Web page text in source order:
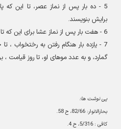
5 - ده بار پس از نماز عصر، تا اين كه
برايش بنويسند.
7 - يازده بار هنگام رفتن به رختخواب ،
گمارد، و به عدد موهاى او، تا روز قيامت ،
پی نوشت ها:
بحارالانوار: 82/66، ح 58.
كافى : 5/316، ح 4.